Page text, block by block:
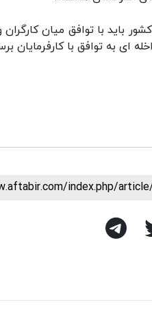
باید با توافق میان
ای به توافق با کارفرمایان
index.php/